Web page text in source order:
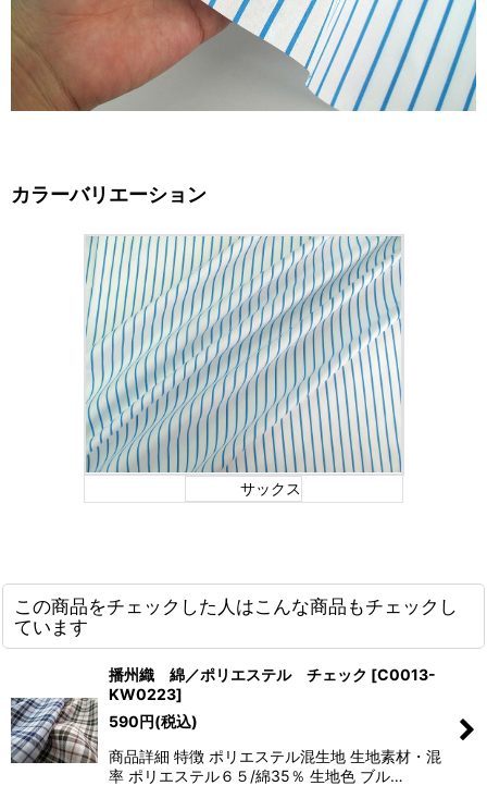
カラーバリエーション
サックス
この商品をチェックした人はこんな商品もチェックし
ています
播州織 綿／ポリエステル チェック [C0013-
KW0223]
590円(税込)
商品詳細 特徴 ポリエステル混生地 生地素材・混
率 ポリエステル６５/綿35％ 生地色 ブル…